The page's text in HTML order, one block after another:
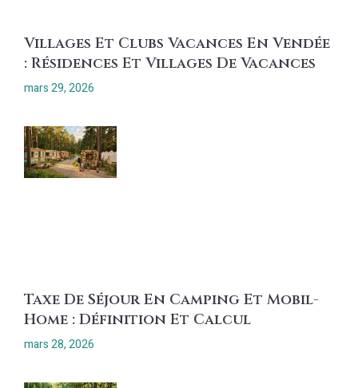
Villages Et Clubs Vacances En Vendée
: Résidences Et Villages De Vacances
mars 29, 2026
Taxe De Séjour En Camping Et Mobil-
Home : Définition Et Calcul
mars 28, 2026